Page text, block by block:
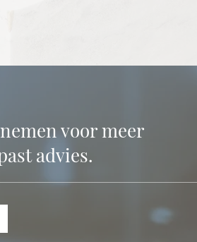
voor meer
advies.